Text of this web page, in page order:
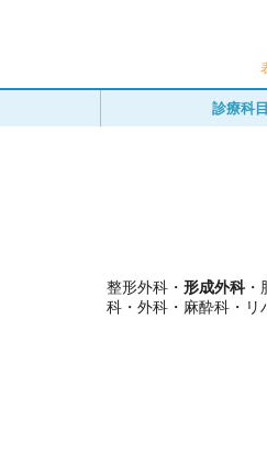
診療科目
整形外科・ 形成外科・
科・外科・麻酔科・リ